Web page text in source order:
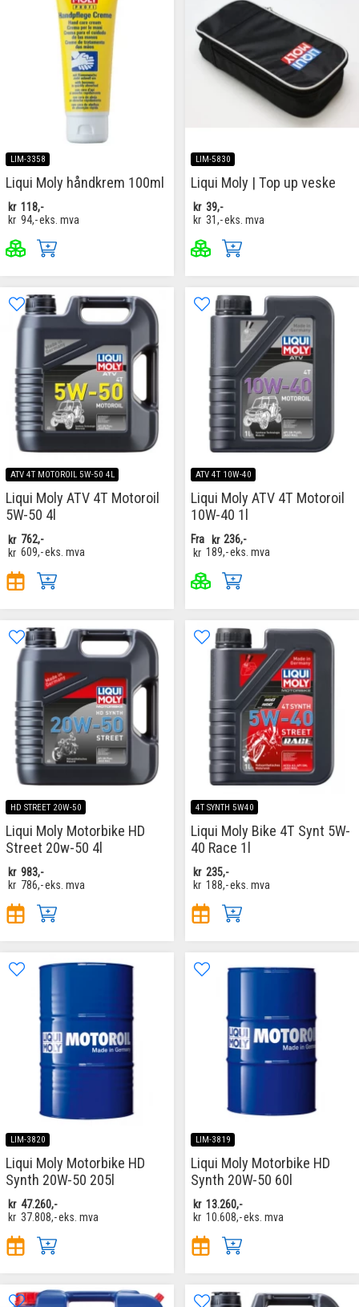
LIM-3358
Liqui Moly håndkrem 100ml
kr 118,-
kr 94,-eks. mva
LIM-5830
Liqui Moly | Top up veske
kr 39,-
kr 31,-eks. mva
ATV 4T MOTOROIL 5W-50 4L
Liqui Moly ATV 4T Motoroil
5W-50 4l
kr 762,-
kr 609,-eks. mva
ATV 4T 10W-40
Liqui Moly ATV 4T Motoroil
10W-40 1l
Fra kr 236,-
kr 189,-eks. mva
HD STREET 20W-50
Liqui Moly Motorbike HD
Street 20w-50 4l
kr 983,-
kr 786,-eks. mva
4T SYNTH 5W40
Liqui Moly Bike 4T Synt 5W-
40 Race 1l
kr 235,-
kr 188,-eks. mva
LIM-3820
Liqui Moly Motorbike HD
Synth 20W-50 205l
kr 47.260,-
kr 37.808,-eks. mva
LIM-3819
Liqui Moly Motorbike HD
Synth 20W-50 60l
kr 13.260,-
kr 10.608,-eks. mva